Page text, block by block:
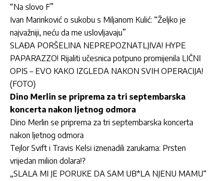
“Na slovo F”
Ivan Marinković o sukobu s Miljanom Kulić: “Željko je
najvažniji, neću da me uslovljavaju”
SLAĐA PORŠELINA NEPREPOZNATLJIVA! HYPE
PAPARAZZO! Rijaliti učesnica potpuno promijenila LIČNI
OPIS – EVO KAKO IZGLEDA NAKON SVIH OPERACIJA!
(FOTO)
Dino Merlin se priprema za tri septembarska
koncerta nakon ljetnog odmora
Dino Merlin se priprema za tri septembarska koncerta
nakon ljetnog odmora
Tejlor Svift i Travis Kelsi iznenadili zarukama: Prsten
vrijedan milion dolara!?
„SLALA MI JE PORUKE DA SAM UB*LA NJENU MAMU“